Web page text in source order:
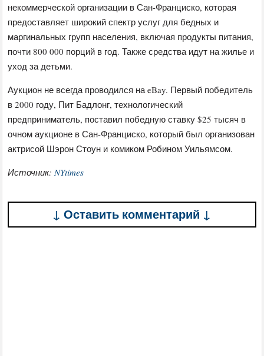
некоммерческой организации в Сан-Франциско, которая
предоставляет широкий спектр услуг для бедных и
маргинальных групп населения, включая продукты питания,
почти 800 000 порций в год. Также средства идут на жилье и
уход за детьми.
Аукцион не всегда проводился на eBay. Первый победитель
в 2000 году, Пит Бадлонг, технологический
предприниматель, поставил победную ставку $25 тысяч в
очном аукционе в Сан-Франциско, который был организован
актрисой Шэрон Стоун и комиком Робином Уильямсом.
Источник: NYtimes
↓ Оставить комментарий ↓